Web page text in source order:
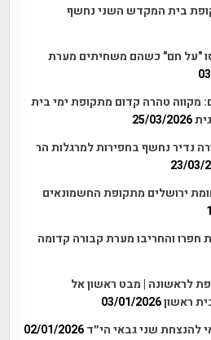
בית המקדש השני נחשף
"על חם" כשהם משחיתים מערת
מקווה טהרה קדום מתקופת ימי בית
25/03/2026
נדיר נחשף בחפירות למרגלות הר
23/03/
ירושלים מתקופת החשמונאים
חפרו והחריבו מערת קבורה קדומה
לראשונה | מבט ראשון אל
ראשון03/01/2026
להנצחת שני גבאי הי״ד 02/01/2026